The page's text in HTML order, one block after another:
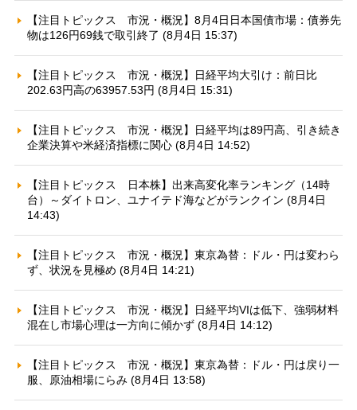
【注目トピックス 市況・概況】8月4日日本国債市場：債券先
物は126円69銭で取引終了 (8月4日 15:37)
【注目トピックス 市況・概況】日経平均大引け：前日比
202.63円高の63957.53円 (8月4日 15:31)
【注目トピックス 市況・概況】日経平均は89円高、引き続き
企業決算や米経済指標に関心 (8月4日 14:52)
【注目トピックス 日本株】出来高変化率ランキング（14時
台）～ダイトロン、ユナイテド海などがランクイン (8月4日
14:43)
【注目トピックス 市況・概況】東京為替：ドル・円は変わら
ず、状況を見極め (8月4日 14:21)
【注目トピックス 市況・概況】日経平均VIは低下、強弱材料
混在し市場心理は一方向に傾かず (8月4日 14:12)
【注目トピックス 市況・概況】東京為替：ドル・円は戻り一
服、原油相場にらみ (8月4日 13:58)